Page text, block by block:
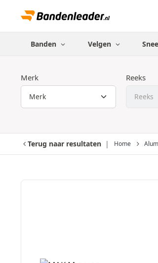
Banden Velgen
Merk Reeks
Terug naar resultaten Home